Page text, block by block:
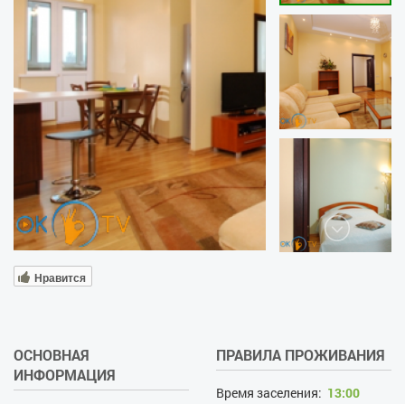
Нравится
ОСНОВНАЯ
ИНФОРМАЦИЯ
ПРАВИЛА ПРОЖИВАНИЯ
Время заселения: 13:00